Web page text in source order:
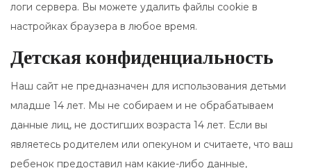
логи сервера. Вы можете удалить файлы cookie в
настройках браузера в любое время.
Детская конфиденциальность
Наш сайт не предназначен для использования детьми
младше 14 лет. Мы не собираем и не обрабатываем
данные лиц, не достигших возраста 14 лет. Если вы
являетесь родителем или опекуном и считаете, что ваш
ребенок предоставил нам какие-либо данные,